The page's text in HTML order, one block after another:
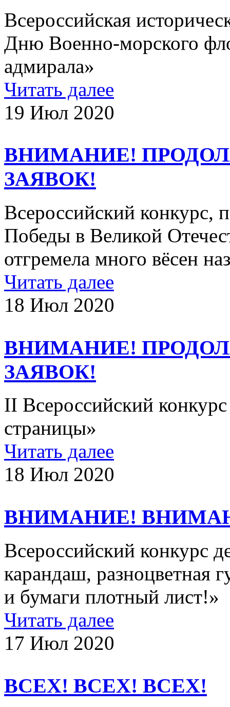
Всероссийская
Дню Военно-морского
адмирала»
Читать далее
19 Июл 2020
ВНИМАНИЕ!
ЗАЯВОК!
Всероссийский конкурс,
Победы в Великой
отгремела много вёсен
Читать далее
18 Июл 2020
ВНИМАНИЕ!
ЗАЯВОК!
II Всероссийский
страницы»
Читать далее
18 Июл 2020
ВНИМАНИЕ!
Всероссийский конкурс
карандаш, разноцветная
и бумаги плотный
Читать далее
17 Июл 2020
ВСЕХ! ВСЕХ! ВСЕХ!